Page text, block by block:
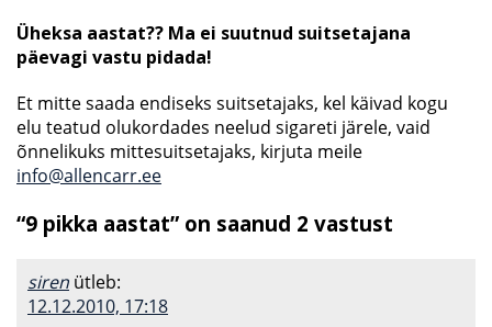
Üheksa aastat?? Ma ei suutnud suitsetajana
päevagi vastu pidada!
Et mitte saada endiseks suitsetajaks, kel käivad kogu
elu teatud olukordades neelud sigareti järele, vaid
õnnelikuks mittesuitsetajaks, kirjuta meile
info@allencarr.ee
“9 pikka aastat” on saanud 2 vastust
siren ütleb:
12.12.2010, 17:18